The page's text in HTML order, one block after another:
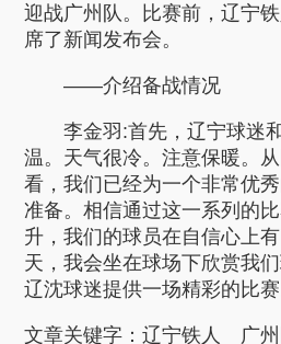
迎战广州队。比赛前，辽宁
席了新闻发布会。
——介绍备战情况
李金羽:首先，辽宁球迷
温。天气很冷。注意保暖。
看，我们已经为一个非常优
准备。相信通过这一系列的
升，我们的球员在自信心上
天，我会坐在球场下欣赏我
辽沈球迷提供一场精彩的比赛
文章关键字：辽宁铁人 广